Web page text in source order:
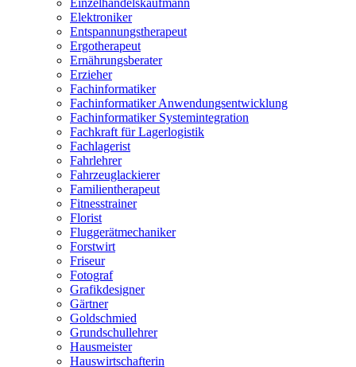
Einzelhandelskaufmann
Elektroniker
Entspannungstherapeut
Ergotherapeut
Ernährungsberater
Erzieher
Fachinformatiker
Fachinformatiker Anwendungsentwicklung
Fachinformatiker Systemintegration
Fachkraft für Lagerlogistik
Fachlagerist
Fahrlehrer
Fahrzeuglackierer
Familientherapeut
Fitnesstrainer
Florist
Fluggerätmechaniker
Forstwirt
Friseur
Fotograf
Grafikdesigner
Gärtner
Goldschmied
Grundschullehrer
Hausmeister
Hauswirtschafterin